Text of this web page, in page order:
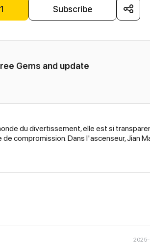
Subscribe
Gems and update
du divertissement, elle est si
compromission. Dans l'ascenseur, Jian